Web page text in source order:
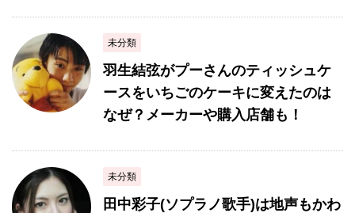
未分類
羽生結弦がプーさんのティッシュケ
ースをいちごのケーキに変えたのは
なぜ？メーカーや購入店舗も！
未分類
田中彩子(ソプラノ歌手)は地声もかわ